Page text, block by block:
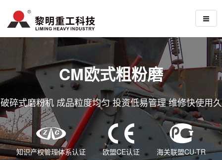
CM欧式粗粉磨
破碎式磨粉机 成品粒度均匀 投资低易管理 维修快使用久
知识产权管理体系认证 欧盟CE认证 海关联盟CU-TR